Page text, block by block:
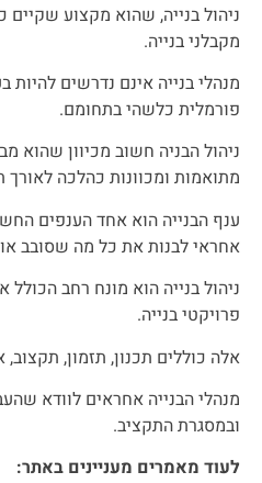
מקבלני בנייה.
מנהלי בנייה אינם נדרשים להיות
פורמלית כלשהי בתחומם.
ניהול הבניה חשוב מכיוון
מתואמות ומכוונות כהלכה לאורך
ענף הבנייה הוא אחד הענפים
אחראי לבנות את כל מה שסובב
ניהול בנייה הוא מונח רחב
פרויקטי בנייה.
אלה כוללים תכנון, תזמון,
מנהלי הבנייה אחראים לוודא
ובמסגרת התקציב.
לעוד מאמרים מעניינים באתר: